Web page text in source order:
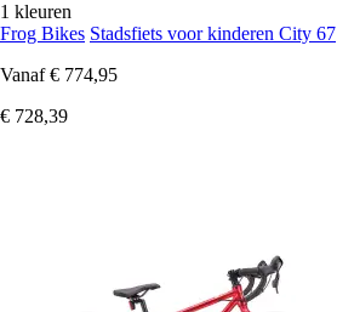
1 kleuren
Frog Bikes Stadsfiets voor kinderen City 67
Vanaf € 774,95
€ 728,39